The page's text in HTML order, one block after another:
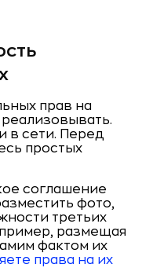
прав на
в сети. Перед
простых
соглашение
фото,
третьих
размещая
фактом их
права на их